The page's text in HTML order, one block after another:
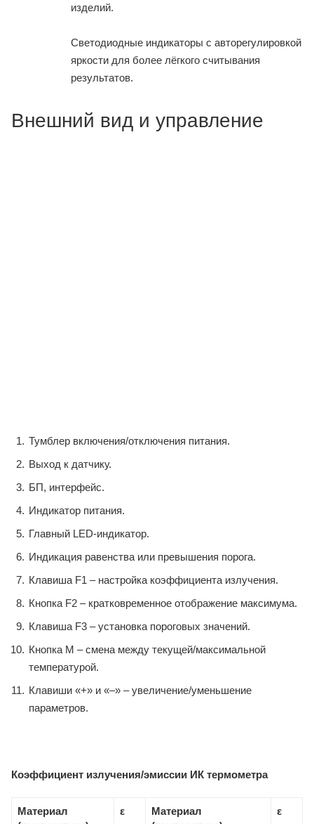
изделий.
Светодиодные индикаторы с авторегулировкой
яркости для более лёгкого считывания
результатов.
Внешний вид и управление
Тумблер включения/отключения питания.
Выход к датчику.
БП, интерфейс.
Индикатор питания.
Главный LED-индикатор.
Индикация равенства или превышения порога.
Клавиша F1 – настройка коэффициента излучения.
Кнопка F2 – кратковременное отображение максимума.
Клавиша F3 – установка пороговых значений.
Кнопка М – смена между текущей/максимальной
температурой.
Клавиши «+» и «–» – увеличение/уменьшение
параметров.
Коэффициент излучения/эмиссии ИК термометра
Материал
ε
Материал
ε